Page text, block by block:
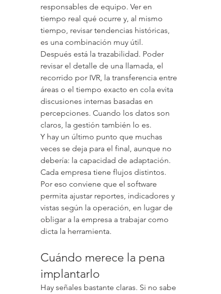
responsables de equipo. Ver en
tiempo real qué ocurre y, al mismo
tiempo, revisar tendencias históricas,
es una combinación muy útil.
Después está la trazabilidad. Poder
revisar el detalle de una llamada, el
recorrido por IVR, la transferencia entre
áreas o el tiempo exacto en cola evita
discusiones internas basadas en
percepciones. Cuando los datos son
claros, la gestión también lo es.
Y hay un último punto que muchas
veces se deja para el final, aunque no
debería: la capacidad de adaptación.
Cada empresa tiene flujos distintos.
Por eso conviene que el software
permita ajustar reportes, indicadores y
vistas según la operación, en lugar de
obligar a la empresa a trabajar como
dicta la herramienta.
Cuándo merece la pena
implantarlo
Hay señales bastante claras. Si no sabe